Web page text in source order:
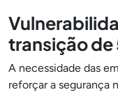
transição de
A necessidade das
reforçar a segurança